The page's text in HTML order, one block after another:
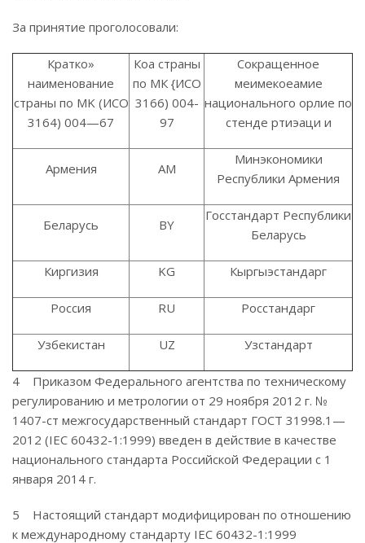
За принятие проголосовали:
Кратко»
наименование
страны по MK (ИСО
3164) 004—67
Коа страны
по МК {ИСО
3166) 004-
97
Сокращенное
меимекоеамие
национального орлие по
стенде ртиэаци и
Армения AM
Минэкономики
Республики Армения
Беларусь BY
Госстандарт Республики
Беларусь
Киргизия KG Кыргыэстандарг
Россия RU Росстандарг
Узбекистан UZ Узстандарт
4 Приказом Федерального агентства по техническому
регулированию и метрологии от 29 ноября 2012 г. №
1407-ст межгосударственный стандарт ГОСТ 31998.1—
2012 (IEC 60432-1:1999) введен в действие в качестве
национального стандарта Российской Федерации с 1
января 2014 г.
5 Настоящий стандарт модифицирован по отношению
к международному стандарту IEC 60432-1:1999